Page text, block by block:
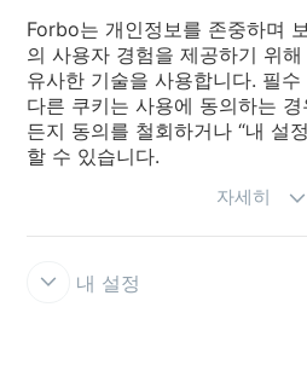
국가
국가 선택
Forbo는 개인정보를 존중하며
의 사용자 경험을 제공하기 위
유사한 기술을 사용합니다. 필
다른 쿠키는 사용에 동의하는
든지 동의를 철회하거나 “내 설
할 수 있습니다.
자세히
내 설정